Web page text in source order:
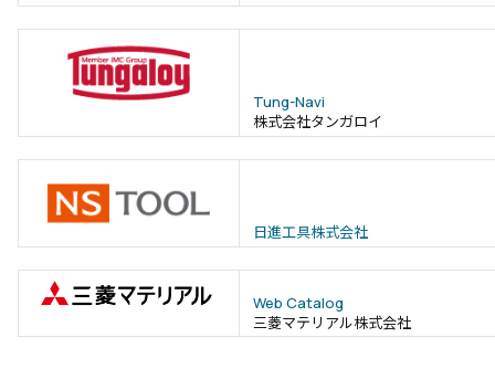
Tung-Navi
株式会社タンガロイ
日進工具株式会社
Web Catalog
三菱マテリアル株式会社